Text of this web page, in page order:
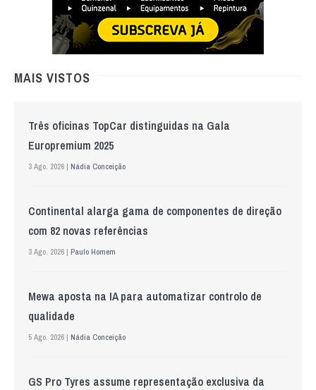
MAIS VISTOS
Três oficinas TopCar distinguidas na Gala
Europremium 2025
3 Ago. 2026 | Nádia Conceição
Continental alarga gama de componentes de direção
com 82 novas referências
3 Ago. 2026 | Paulo Homem
Mewa aposta na IA para automatizar controlo de
qualidade
5 Ago. 2026 | Nádia Conceição
GS Pro Tyres assume representação exclusiva da